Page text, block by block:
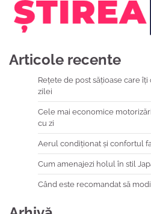
Articole recente
Rețete de post sățioase care
zilei
Cele mai economice
cu zi
Aerul condiționat și confortul
Cum amenajezi holul în stil
Când este recomandat să